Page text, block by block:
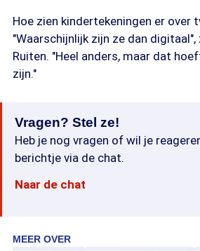
Hoe zien kindertekeningen er over
"Waarschijnlijk zijn ze dan
Ruiten. "Heel anders, maar dat
zijn."
Vragen? Stel ze!
Heb je nog vragen of wil je
berichtje via de chat.
Naar de chat
MEER OVER